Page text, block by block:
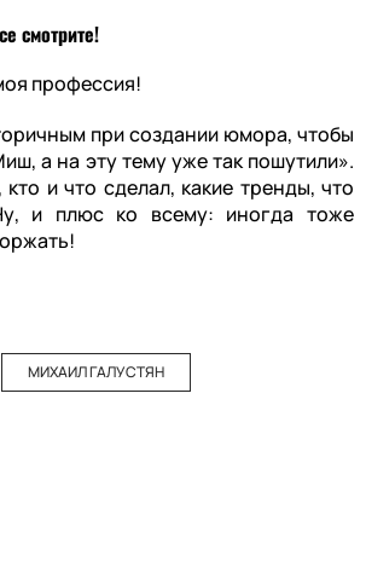
смотрите!
профессия!
при создании юмора, чтобы
а на эту тему уже так пошутили».
и что сделал, какие тренды, что
и плюс ко всему: иногда тоже
МИХАИЛ ГАЛУСТЯН